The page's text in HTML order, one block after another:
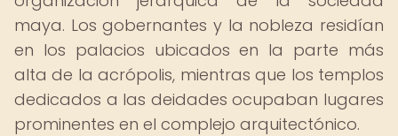
maya. Los gobernantes y la nobleza residían
en los palacios ubicados en la parte más
alta de la acrópolis, mientras que los templos
dedicados a las deidades ocupaban lugares
prominentes en el complejo arquitectónico.